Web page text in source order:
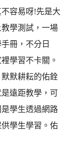
容易呀!先是大
學測試，一場
冊，不分日
學習不卡關。
默耕耘的佑銓
遠距教學，可
學生透過網路
學生學習。佑